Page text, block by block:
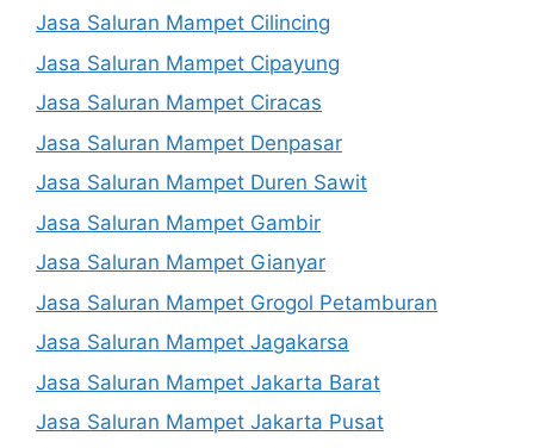
Jasa Saluran Mampet Cilincing
Jasa Saluran Mampet Cipayung
Jasa Saluran Mampet Ciracas
Jasa Saluran Mampet Denpasar
Jasa Saluran Mampet Duren Sawit
Jasa Saluran Mampet Gambir
Jasa Saluran Mampet Gianyar
Jasa Saluran Mampet Grogol Petamburan
Jasa Saluran Mampet Jagakarsa
Jasa Saluran Mampet Jakarta Barat
Jasa Saluran Mampet Jakarta Pusat